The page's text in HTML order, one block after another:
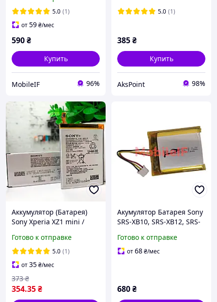
5.0 (1)
от59₴/мес
590₴
Купить
MobileIF 96%
5.0 (1)
385₴
Купить
AksPoint 98%
Аккумулятор (Батарея)
Sony Xperia XZ1 mini /
Original
Готово к отправке
5.0 (1)
от35₴/мес
354.35₴
373 ₴
Акумулятор Батарея Sony
SRS-XB10, SRS-XB12, SRS-
903740, 1400mah
Готово к отправке
от68₴/мес
680₴